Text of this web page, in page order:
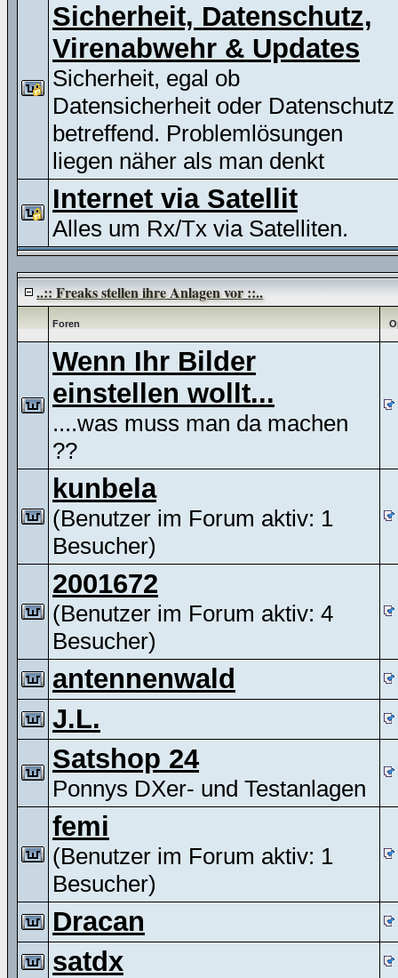
Sicherheit, Datenschutz,
Virenabwehr & Updates
Sicherheit, egal ob
Datensicherheit oder Datenschutz
betreffend. Problemlösungen
liegen näher als man denkt
Internet via Satellit
Alles um Rx/Tx via Satelliten.
..:: Freaks stellen ihre Anlagen vor ::..
Foren
Wenn Ihr Bilder
einstellen wollt...
....was muss man da machen
??
kunbela
(Benutzer im Forum aktiv: 1
Besucher)
2001672
(Benutzer im Forum aktiv: 4
Besucher)
antennenwald
J.L.
Satshop 24
Ponnys DXer- und Testanlagen
femi
(Benutzer im Forum aktiv: 1
Besucher)
Dracan
satdx